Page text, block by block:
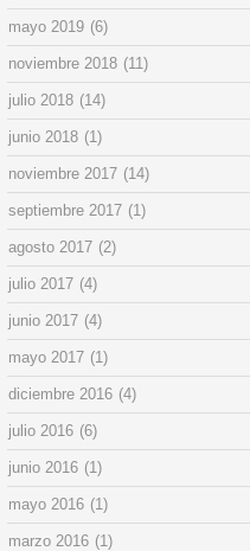
mayo 2019 (6)
noviembre 2018 (11)
julio 2018 (14)
junio 2018 (1)
noviembre 2017 (14)
septiembre 2017 (1)
agosto 2017 (2)
julio 2017 (4)
junio 2017 (4)
mayo 2017 (1)
diciembre 2016 (4)
julio 2016 (6)
junio 2016 (1)
mayo 2016 (1)
marzo 2016 (1)